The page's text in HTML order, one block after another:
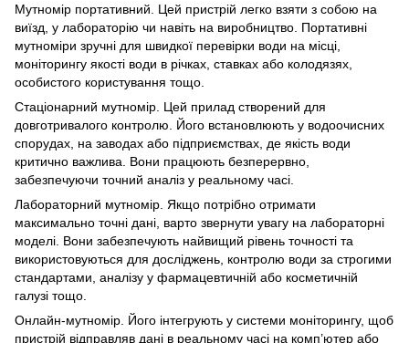
Мутномір портативний. Цей пристрій легко взяти з собою на
виїзд, у лабораторію чи навіть на виробництво. Портативні
мутноміри зручні для швидкої перевірки води на місці,
моніторингу якості води в річках, ставках або колодязях,
особистого користування тощо.
Стаціонарний мутномір. Цей прилад створений для
довготривалого контролю. Його встановлюють у водоочисних
спорудах, на заводах або підприємствах, де якість води
критично важлива. Вони працюють безперервно,
забезпечуючи точний аналіз у реальному часі.
Лабораторний мутномір. Якщо потрібно отримати
максимально точні дані, варто звернути увагу на лабораторні
моделі. Вони забезпечують найвищий рівень точності та
використовуються для досліджень, контролю води за строгими
стандартами, аналізу у фармацевтичній або косметичній
галузі тощо.
Онлайн-мутномір. Його інтегрують у системи моніторингу, щоб
пристрій відправляв дані в реальному часі на комп’ютер або